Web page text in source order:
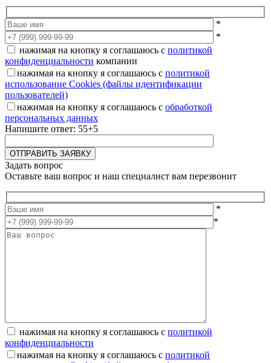
*
*
нажимая на кнопку я соглашаюсь с политикой
конфиденциальности компании
нажимая на кнопку я соглашаюсь с политикой
использование Cookies (файлы идентификации
пользователей)
нажимая на кнопку я соглашаюсь с обработкой
персональных данных
Напишите ответ: 55+5
Задать вопрос
Оставьте ваш вопрос и наш специалист вам перезвонит
*
*
нажимая на кнопку я соглашаюсь с политикой
конфиденциальности
нажимая на кнопку я соглашаюсь с политикой